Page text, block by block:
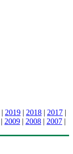
| 2019 | 2018 | 2017 |
| 2009 | 2008 | 2007 |